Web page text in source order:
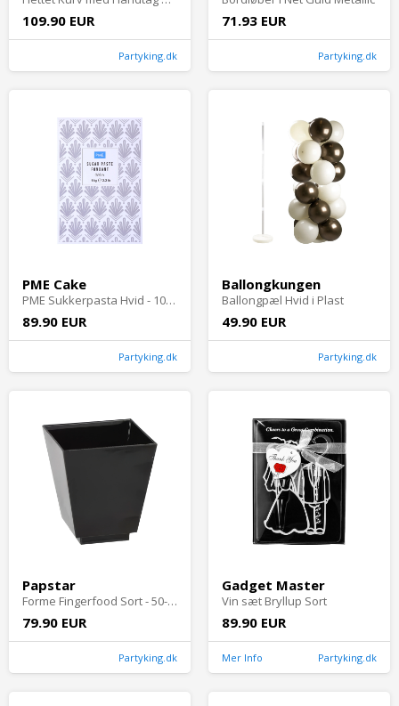
109.90 EUR
Partyking.dk
71.93 EUR
Partyking.dk
PME Cake
PME Sukkerpasta Hvid - 1000 g
89.90 EUR
Partyking.dk
Ballongkungen
Ballongpæl Hvid i Plast
49.90 EUR
Partyking.dk
Papstar
Forme Fingerfood Sort - 50-pak
79.90 EUR
Partyking.dk
Gadget Master
Vin sæt Bryllup Sort
89.90 EUR
Mer Info Partyking.dk